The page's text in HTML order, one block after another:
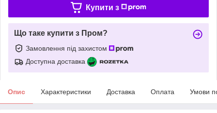
Купити з
Що таке купити з Пром?
Замовлення під захистом
Доступна доставка
Опис Характеристики Доставка Оплата Умови